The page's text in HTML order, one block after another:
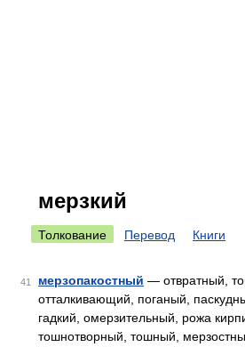
мерзкий
Толкование Перевод Книги
41 мерзопакостный — отвратный,
отталкивающий, поганый,
гадкий, омерзительный, рожа
тошнотворный, тошный,